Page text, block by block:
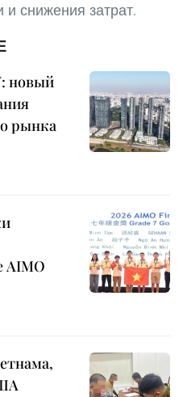
снижения затрат.
новый
рынка
AIMO